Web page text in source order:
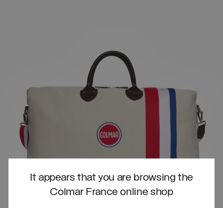
It appears that you are browsing the
Colmar France online shop